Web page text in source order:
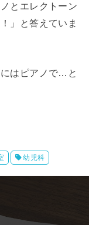
とエレクトーン
」と答えていま
はピアノで…と
幼児科